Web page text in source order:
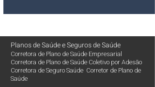
Planos de SaúdeeSeguros de Saúde
Corretora de Plano de Saúde Empresarial
Corretora de Plano de Saúde Coletivo por Adesão
Corretora de Seguro Saúde Corretor de Plano de
Saúde